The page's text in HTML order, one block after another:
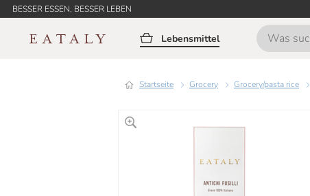
BESSER ESSEN, BESSER LEBEN
Lebensmittel
Startseite grocery grocery/pasta rice